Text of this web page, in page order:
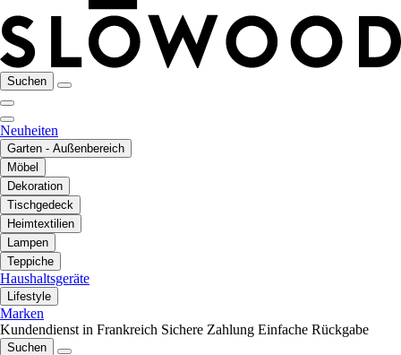
Suchen
Neuheiten
Garten - Außenbereich
Möbel
Dekoration
Tischgedeck
Heimtextilien
Lampen
Teppiche
Haushaltsgeräte
Lifestyle
Marken
Kundendienst in Frankreich Sichere Zahlung Einfache Rückgabe
Suchen